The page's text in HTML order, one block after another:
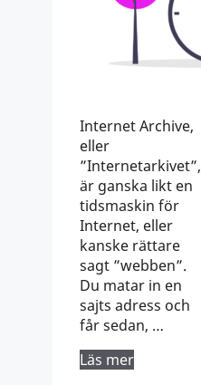
Internet Archive,
eller
”Internetarkivet”,
är ganska likt en
tidsmaskin för
Internet, eller
kanske rättare
sagt ”webben”.
Du matar in en
sajts adress och
får sedan, …
Läs mer